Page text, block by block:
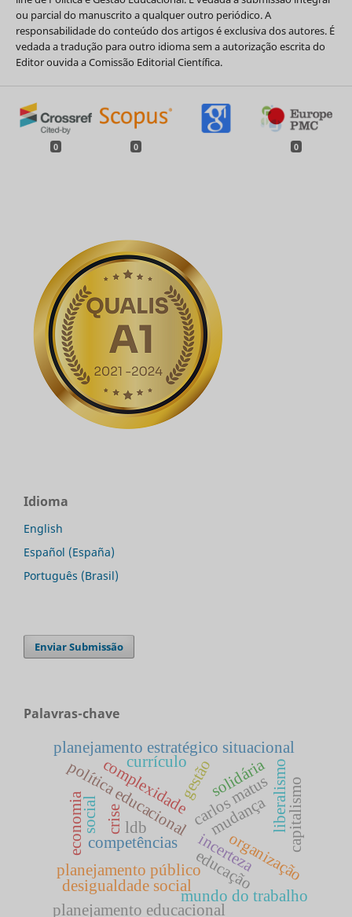
ou parcial do manuscrito a qualquer outro periódico. A
responsabilidade do conteúdo dos artigos é exclusiva dos autores. É
vedada a tradução para outro idioma sem a autorização escrita do
Editor ouvida a Comissão Editorial Científica.
0 0 0
Idioma
English
Español (España)
Português (Brasil)
Enviar Submissão
Palavras-chave
competências
educação
mundo do trabalho
política educacional
planejamento educacional
planejamento público
planejamento estratégico situacional
carlos matus
gestão
complexidade
incerteza
crise mudança
organização
liberalismo
economia capitalismo
social
solidária
desigualdade social
ldb
currículo